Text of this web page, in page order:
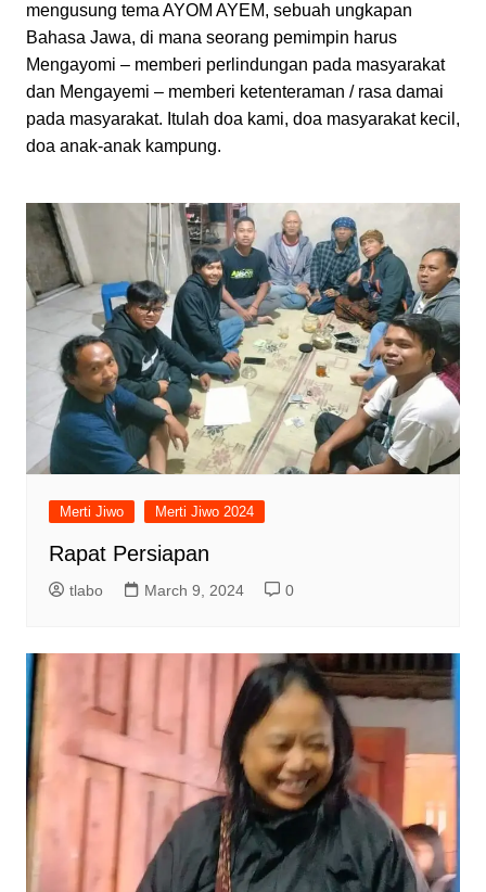
mengusung tema AYOM AYEM, sebuah ungkapan
Bahasa Jawa, di mana seorang pemimpin harus
Mengayomi – memberi perlindungan pada masyarakat
dan Mengayemi – memberi ketenteraman / rasa damai
pada masyarakat. Itulah doa kami, doa masyarakat kecil,
doa anak-anak kampung.
Merti Jiwo Merti Jiwo 2024
Rapat Persiapan
tlabo March 9, 2024 0